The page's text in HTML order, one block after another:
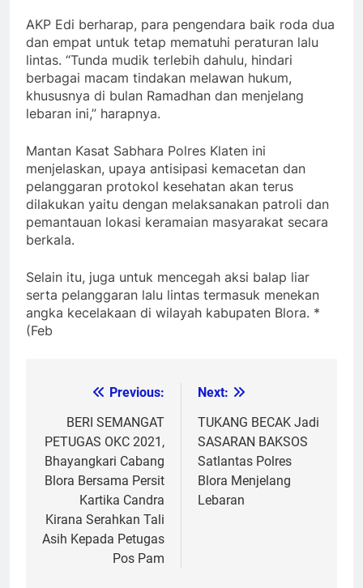
AKP Edi berharap, para pengendara baik roda dua
dan empat untuk tetap mematuhi peraturan lalu
lintas. “Tunda mudik terlebih dahulu, hindari
berbagai macam tindakan melawan hukum,
khususnya di bulan Ramadhan dan menjelang
lebaran ini,” harapnya.
Mantan Kasat Sabhara Polres Klaten ini
menjelaskan, upaya antisipasi kemacetan dan
pelanggaran protokol kesehatan akan terus
dilakukan yaitu dengan melaksanakan patroli dan
pemantauan lokasi keramaian masyarakat secara
berkala.
Selain itu, juga untuk mencegah aksi balap liar
serta pelanggaran lalu lintas termasuk menekan
angka kecelakaan di wilayah kabupaten Blora. *
(Feb
navigation
Previous:
BERI SEMANGAT
PETUGAS OKC 2021,
Bhayangkari Cabang
Blora Bersama Persit
Kartika Candra
Kirana Serahkan Tali
Asih Kepada Petugas
Pos Pam
Next:
TUKANG BECAK Jadi
SASARAN BAKSOS
Satlantas Polres
Blora Menjelang
Lebaran